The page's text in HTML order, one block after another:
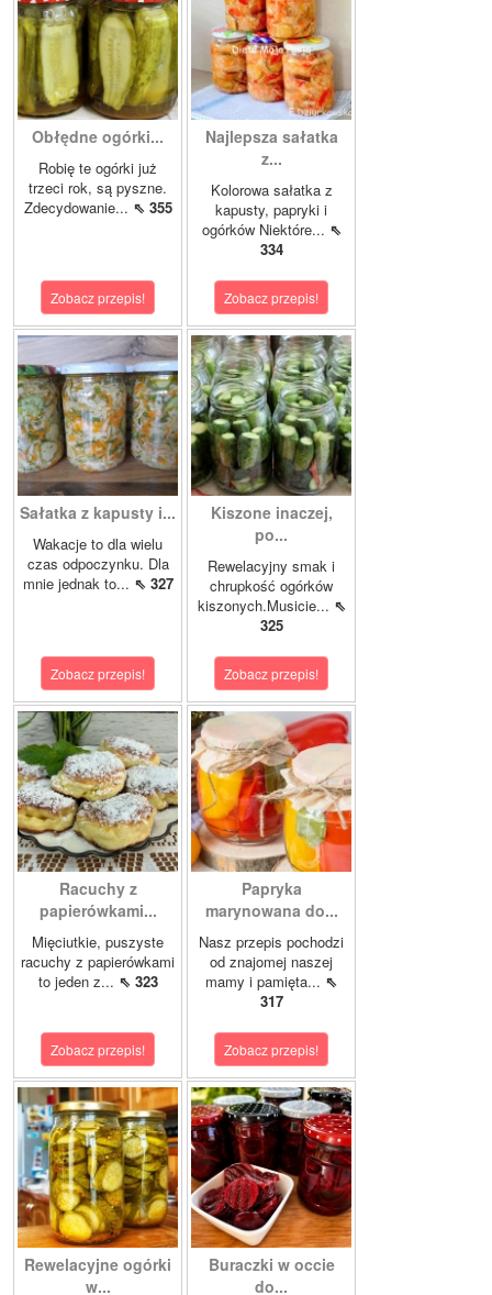
Obłędne ogórki...
Robię te ogórki już
trzeci rok, są pyszne.
Zdecydowanie... ⇖ 355
Zobacz przepis!
Najlepsza sałatka
z...
Kolorowa sałatka z
kapusty, papryki i
ogórków Niektóre... ⇖
334
Zobacz przepis!
Sałatka z kapusty i...
Wakacje to dla wielu
czas odpoczynku. Dla
mnie jednak to... ⇖ 327
Zobacz przepis!
Kiszone inaczej,
po...
Rewelacyjny smak i
chrupkość ogórków
kiszonych.Musicie... ⇖
325
Zobacz przepis!
Racuchy z
papierówkami...
Mięciutkie, puszyste
racuchy z papierówkami
to jeden z... ⇖ 323
Zobacz przepis!
Papryka
marynowana do...
Nasz przepis pochodzi
od znajomej naszej
mamy i pamięta... ⇖
317
Zobacz przepis!
Rewelacyjne ogórki
w...
Buraczki w occie
do...